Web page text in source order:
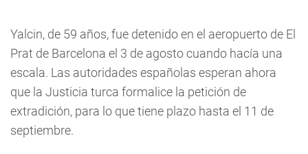
Yalcin, de 59 años, fue detenido en el aeropuerto de El
Prat de Barcelona el 3 de agosto cuando hacía una
escala. Las autoridades españolas esperan ahora
que la Justicia turca formalice la petición de
extradición, para lo que tiene plazo hasta el 11 de
septiembre.